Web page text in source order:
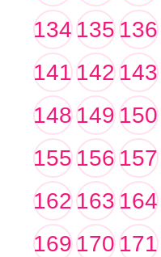
134135136
141142143
148149150
155156157
162163164
169170171